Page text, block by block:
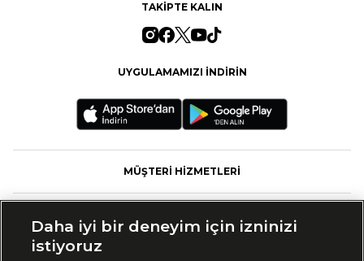
TAKİPTE KALIN
UYGULAMAMIZI İNDİRİN
MÜŞTERİ HİZMETLERİ
Daha iyi bir deneyim için izninizi
istiyoruz